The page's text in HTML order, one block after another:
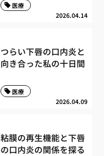
2026.04.14
医療
つらい下唇の口内炎と
向き合った私の十日間
2026.04.09
医療
粘膜の再生機能と下唇
の口内炎の関係を探る